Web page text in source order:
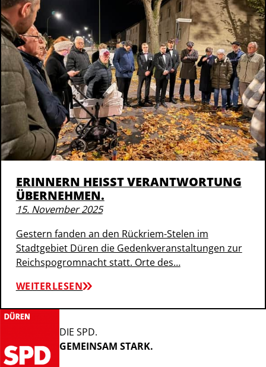
ERINNERN HEISST VERANTWORTUNG Ü
BERNEHMEN.
15. November 2025
Gestern fanden an den Rückriem-Stelen im
Stadtgebiet Düren die Gedenkveranstaltungen zur
Reichspogromnacht statt. Orte des…
WEITERLESEN
DIE SPD.
GEMEINSAM STARK.